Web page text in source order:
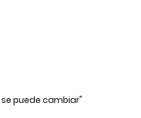
puede cambiar"